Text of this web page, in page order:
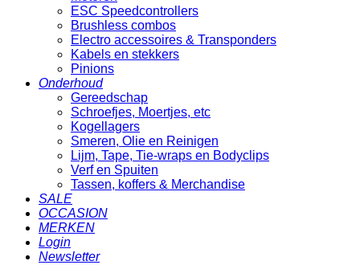
ESC Speedcontrollers
Brushless combos
Electro accessoires & Transponders
Kabels en stekkers
Pinions
Onderhoud
Gereedschap
Schroefjes, Moertjes, etc
Kogellagers
Smeren, Olie en Reinigen
Lijm, Tape, Tie-wraps en Bodyclips
Verf en Spuiten
Tassen, koffers & Merchandise
SALE
OCCASION
MERKEN
Login
Newsletter